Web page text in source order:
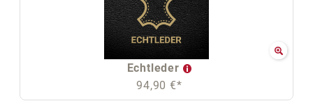
Echtleder
94,90 €*